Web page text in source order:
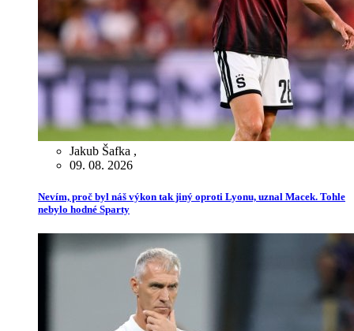
Jakub Šafka ,
09. 08. 2026
Nevím, proč byl náš výkon tak jiný oproti Lyonu, uznal Macek. Tohle
nebylo hodné Sparty